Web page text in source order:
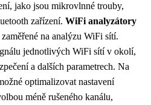
jako jsou mikrovlnné trouby,
zařízení. WiFi analyzátory
na analýzu WiFi sítí.
jednotlivých WiFi sítí v okolí,
a dalších parametrech. Na
optimalizovat nastavení
méně rušeného kanálu,